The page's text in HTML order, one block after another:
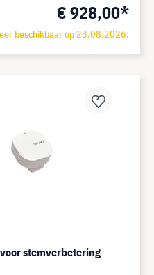
€ 928,00*
beschikbaar op 23.08.2026.
stemverbetering